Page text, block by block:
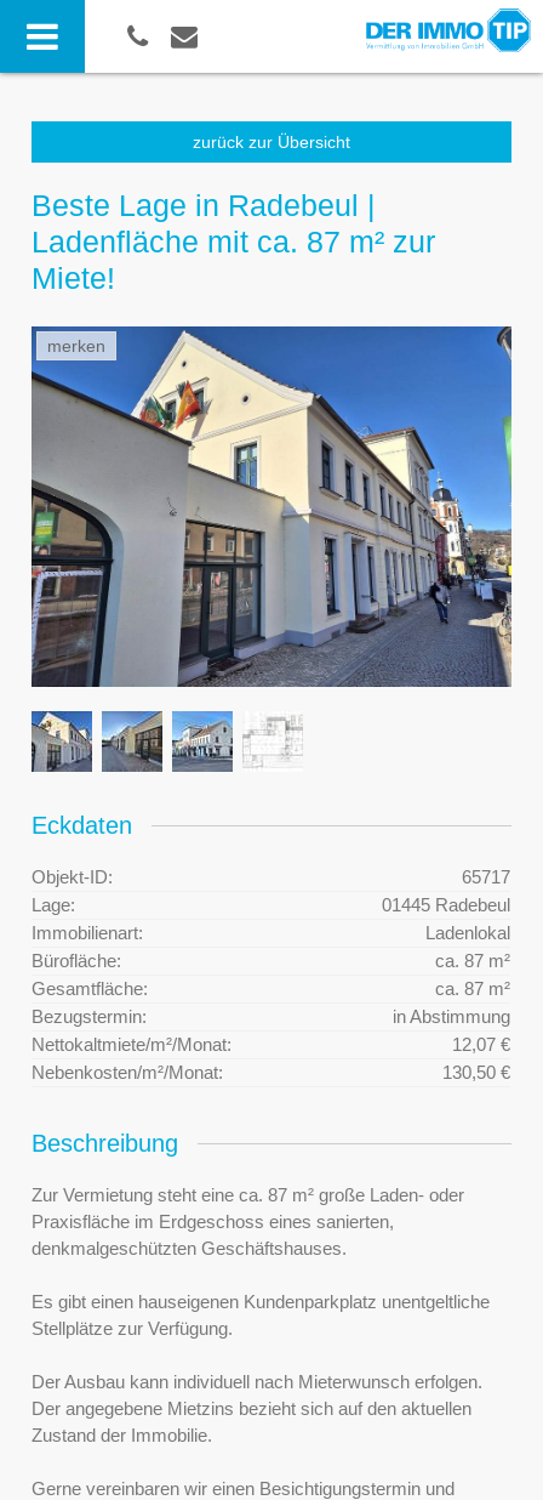
zurück zur Übersicht
Beste Lage in Radebeul |
Ladenfläche mit ca. 87 m² zur
Miete!
merken
Eckdaten
Objekt-ID:
65717
Lage:
01445 Radebeul
Immobilienart:
Ladenlokal
Bürofläche:
ca. 87 m²
Gesamtfläche:
ca. 87 m²
Bezugstermin:
in Abstimmung
Nettokaltmiete/m²/Monat:
12,07 €
Nebenkosten/m²/Monat:
130,50 €
Beschreibung
Zur Vermietung steht eine ca. 87 m² große Laden- oder
Praxisfläche im Erdgeschoss eines sanierten,
denkmalgeschützten Geschäftshauses.
Es gibt einen hauseigenen Kundenparkplatz unentgeltliche
Stellplätze zur Verfügung.
Der Ausbau kann individuell nach Mieterwunsch erfolgen.
Der angegebene Mietzins bezieht sich auf den aktuellen
Zustand der Immobilie.
Gerne vereinbaren wir einen Besichtigungstermin und